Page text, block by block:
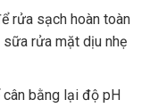
rửa sạch hoàn toàn
rửa mặt dịu nhẹ
bằng lại độ pH